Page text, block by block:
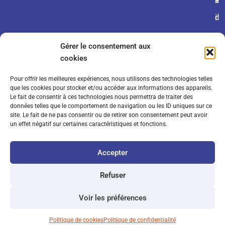
Gérer le consentement aux
cookies
Pour offrir les meilleures expériences, nous utilisons des technologies telles
que les cookies pour stocker et/ou accéder aux informations des appareils.
Le fait de consentir à ces technologies nous permettra de traiter des
données telles que le comportement de navigation ou les ID uniques sur ce
site. Le fait de ne pas consentir ou de retirer son consentement peut avoir
un effet négatif sur certaines caractéristiques et fonctions.
Accepter
Refuser
Voir les préférences
Politique de cookiesPolitique de confidentialité
r
a
l
d
e
n
i
e
s